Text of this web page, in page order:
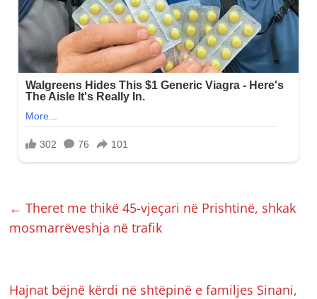
← Theret me thikë 45-vjeçari në Prishtinë, shkak
mosmarrëveshja në trafik
Hajnat bëjnë kërdi në shtëpinë e familjes Sinani,